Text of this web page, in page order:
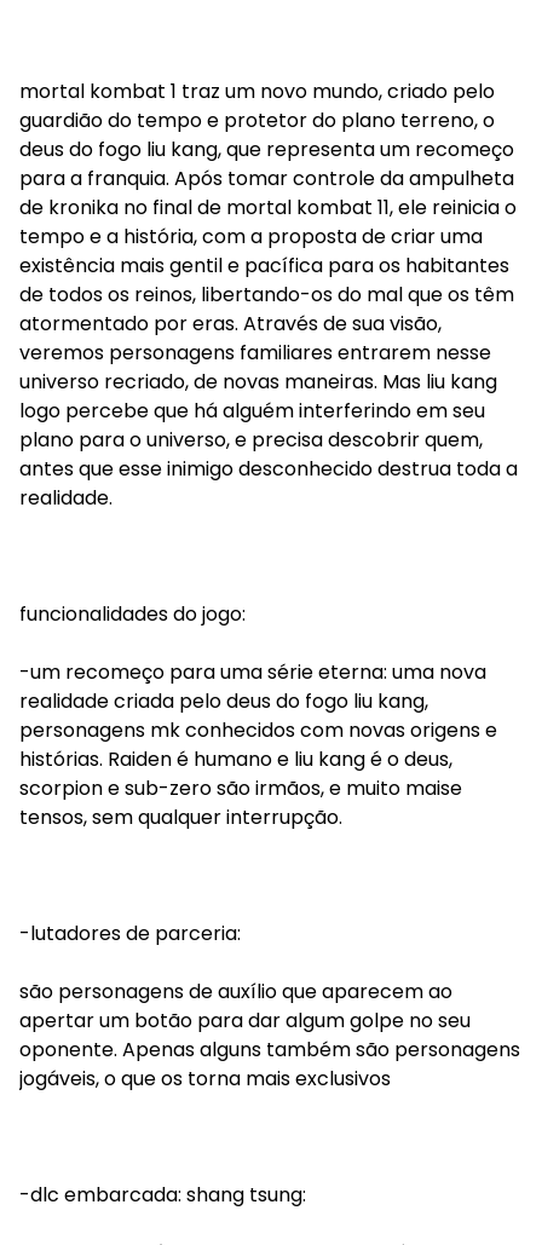
mortal kombat 1 traz um novo mundo, criado pelo
guardião do tempo e protetor do plano terreno, o
deus do fogo liu kang, que representa um recomeço
para a franquia. Após tomar controle da ampulheta
de kronika no final de mortal kombat 11, ele reinicia o
tempo e a história, com a proposta de criar uma
existência mais gentil e pacífica para os habitantes
de todos os reinos, libertando-os do mal que os têm
atormentado por eras. Através de sua visão,
veremos personagens familiares entrarem nesse
universo recriado, de novas maneiras. Mas liu kang
logo percebe que há alguém interferindo em seu
plano para o universo, e precisa descobrir quem,
antes que esse inimigo desconhecido destrua toda a
realidade.
funcionalidades do jogo:
-um recomeço para uma série eterna: uma nova
realidade criada pelo deus do fogo liu kang,
personagens mk conhecidos com novas origens e
histórias. Raiden é humano e liu kang é o deus,
scorpion e sub-zero são irmãos, e muito maise
tensos, sem qualquer interrupção.
-lutadores de parceria:
são personagens de auxílio que aparecem ao
apertar um botão para dar algum golpe no seu
oponente. Apenas alguns também são personagens
jogáveis, o que os torna mais exclusivos
-dlc embarcada: shang tsung: